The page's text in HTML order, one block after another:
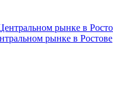
рынке в Ростове